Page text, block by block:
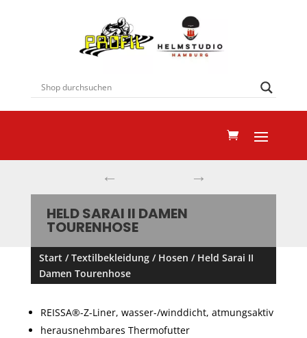
← →
HELD SARAI II DAMEN
TOURENHOSE
Start /Textilbekleidung/ Hosen / Held Sarai II
Damen Tourenhose
REISSA®-Z-Liner, wasser-/winddicht, atmungsaktiv
herausnehmbares Thermofutter